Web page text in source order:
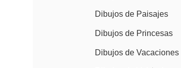
Dibujos de Paisajes
Dibujos de Princesas
Dibujos de Vacaciones